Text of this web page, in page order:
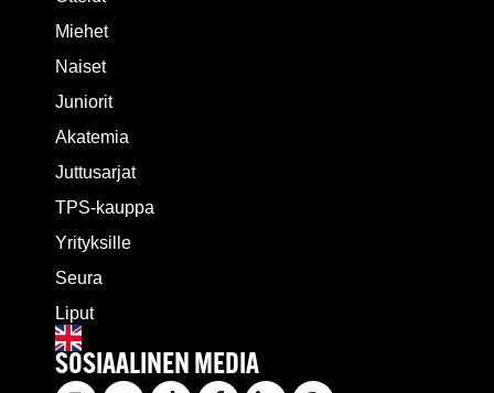
Miehet
Naiset
Juniorit
Akatemia
Juttusarjat
TPS-kauppa
Yrityksille
Seura
Liput
SOSIAALINEN MEDIA